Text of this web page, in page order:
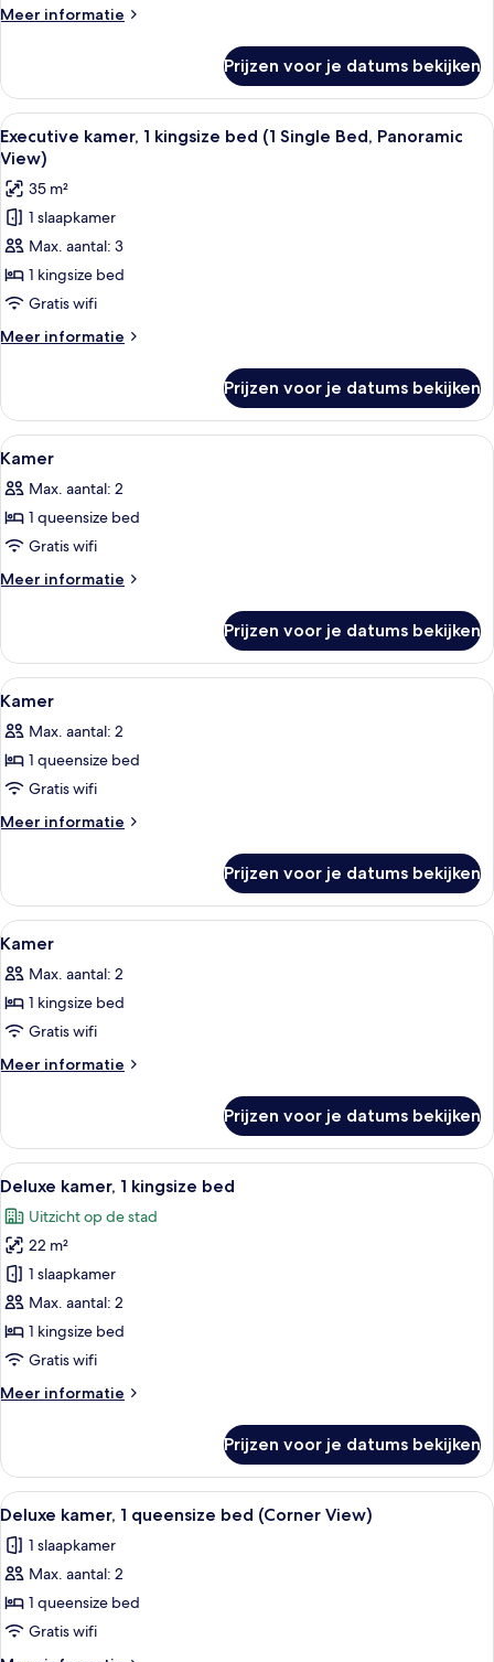
Bed)
Meer informatie
Meer
kamer
(1
Twin
Bed)
Prijzen voor je datums bekijken
Alle
foto's
voor
Executive
kamer,
1
kingsize
bed
(1
Single
Panoramic
View)
laden
Een moderne hotelkamer met een
7
Executive kamer, 1 kingsize bed (1 Single Bed, Panoramic
View)
35 m²
1 slaapkamer
Max. aantal: 3
1 kingsize bed
Gratis wifi
Meer informatie
Meer
kamer,
kingsize
(1
Single
Panoramic
View)
Prijzen voor je datums bekijken
Alle
foto's
voor
Kamer
laden
Een moderne hotelkamer met een
6
Kamer
Max. aantal: 2
1 queensize bed
Gratis wifi
Meer informatie
Meer
Prijzen voor je datums bekijken
Alle
foto's
voor
Kamer
laden
Een hotelkamer met een groot bed,
8
Kamer
Max. aantal: 2
1 queensize bed
Gratis wifi
Meer informatie
Meer
Prijzen voor je datums bekijken
Alle
foto's
voor
Kamer
laden
Pillowtop-bedden, een kluis op de
7
Kamer
Max. aantal: 2
1 kingsize bed
Gratis wifi
Meer informatie
Meer
Prijzen voor je datums bekijken
Alle
foto's
voor
Deluxe
kamer,
1
kingsize
bed
Hotelkamer met een groot bed, een
7
Deluxe kamer, 1 kingsize bed
Uitzicht op de stad
22 m²
1 slaapkamer
Max. aantal: 2
1 kingsize bed
Gratis wifi
Meer informatie
Meer
kamer,
kingsize
Prijzen voor je datums bekijken
Alle
foto's
voor
Deluxe
kamer,
1
queensize
Een moderne hotelkamer met een
6
Deluxe kamer, 1 queensize bed (Corner View)
1 slaapkamer
Max. aantal: 2
1 queensize bed
Gratis wifi